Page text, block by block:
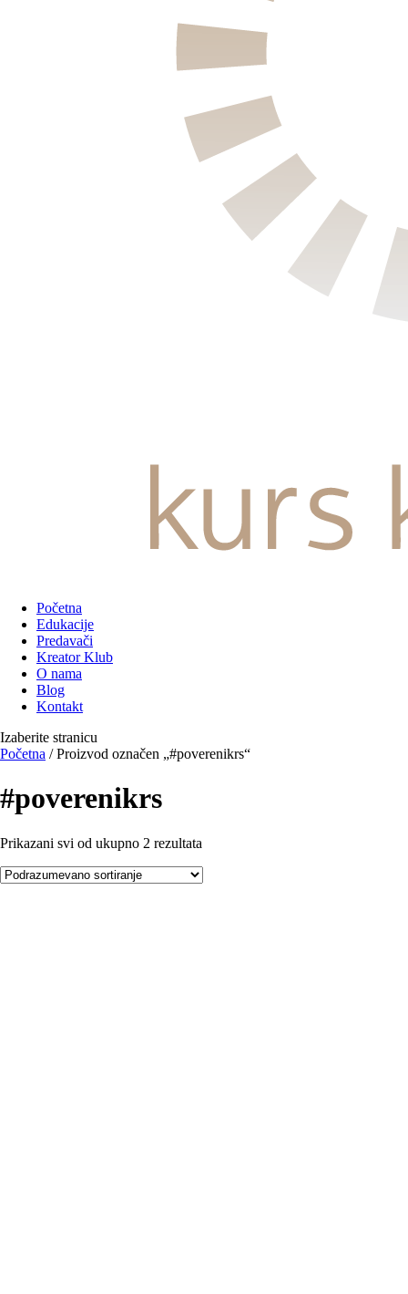
Početna
Edukacije
Predavači
Kreator Klub
O nama
Blog
Kontakt
Izaberite stranicu
Početna / Proizvod označen „#poverenikrs“
#poverenikrs
Prikazani svi od ukupno 2 rezultata